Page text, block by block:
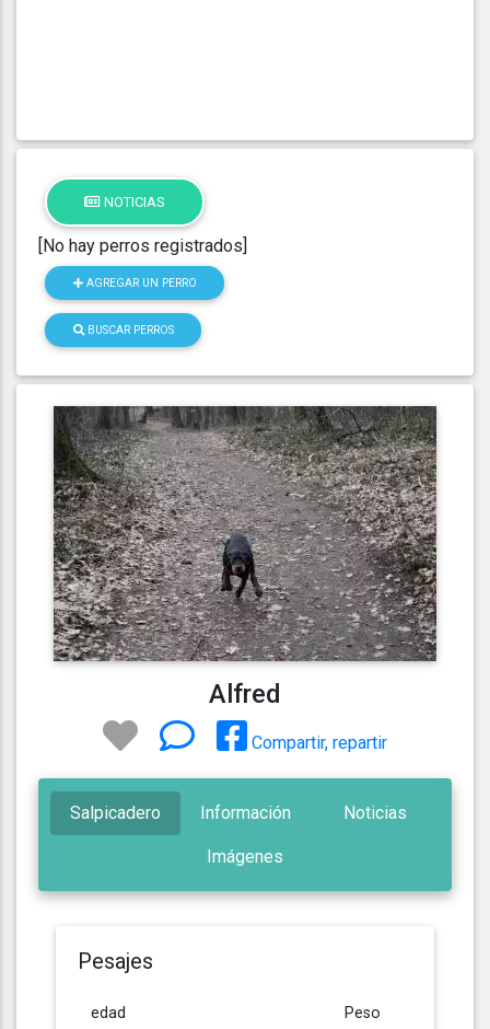
NOTICIAS
[No hay perros registrados]
AGREGAR UN PERRO
BUSCAR PERROS
Alfred
Compartir, repartir
Salpicadero Información Noticias
Imágenes
Pesajes
edad Peso